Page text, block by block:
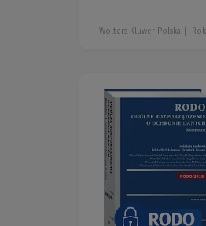
Wolters Kluwer Polska